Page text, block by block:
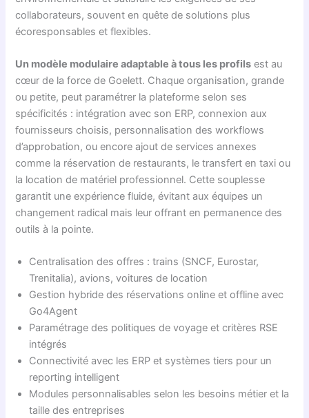
collaborateurs, souvent en quête de solutions plus
écoresponsables et flexibles.
Un modèle modulaire adaptable à tous les profils est au
cœur de la force de Goelett. Chaque organisation, grande
ou petite, peut paramétrer la plateforme selon ses
spécificités : intégration avec son ERP, connexion aux
fournisseurs choisis, personnalisation des workflows
d’approbation, ou encore ajout de services annexes
comme la réservation de restaurants, le transfert en taxi ou
la location de matériel professionnel. Cette souplesse
garantit une expérience fluide, évitant aux équipes un
changement radical mais leur offrant en permanence des
outils à la pointe.
Centralisation des offres : trains (SNCF, Eurostar,
Trenitalia), avions, voitures de location
Gestion hybride des réservations online et offline avec
Go4Agent
Paramétrage des politiques de voyage et critères RSE
intégrés
Connectivité avec les ERP et systèmes tiers pour un
reporting intelligent
Modules personnalisables selon les besoins métier et la
taille des entreprises